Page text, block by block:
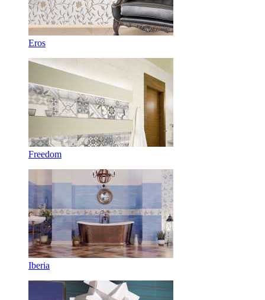
Eros
Freedom
Iberia